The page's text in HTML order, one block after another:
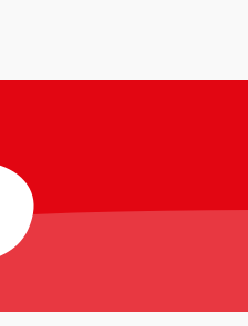
сбои
и интерфейсы